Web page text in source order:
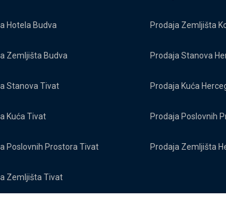
Hotela Budva
Zemljišta Budva
Stanova Tivat
Kuća Tivat
Poslovnih Prostora Tivat
Zemljišta Tivat
Prodaja Zemljišta
Prodaja Stanova
Prodaja Kuća
Prodaja Poslovnih
Prodaja Zemljišta